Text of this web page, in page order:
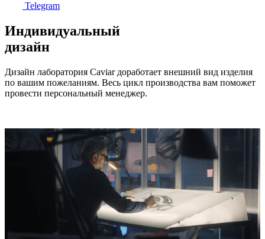
Telegram
Индивидуальный
дизайн
Дизайн лаборатория Caviar доработает внешний вид изделия
по вашим пожеланиям. Весь цикл производства вам поможет
провести персональный менеджер.